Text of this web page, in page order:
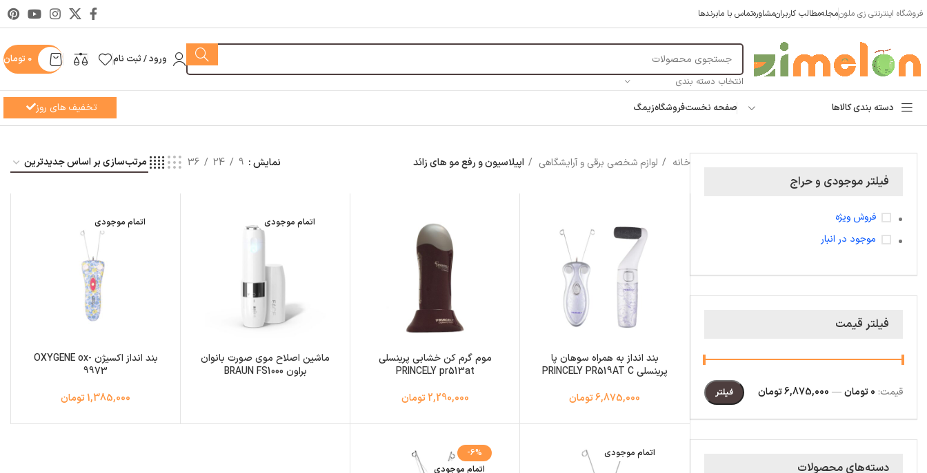
فروشگاه اینترنتی زی ملونمجلهمطالب کاربرانمشاورهتماس با مابرندها
انتخاب دسته بندی
ورود / ثبت نام 0 تومان
دسته بندی کالاها صفحه نخستفروشگاهزیمگ تخفیف های روز
فیلتر موجودی و حراج
فروش ویژه
موجود در انبار
فیلتر قیمت
فیلتر قیمت: 0 تومان — 6,875,000 تومان
دسته‌های محصولات
خانه لوازم شخصی برقی و آرایشگاهی اپیلاسیون و رفع مو های زائد نمایش 9
24
36
بند انداز به همراه سوهان پا
پرینسلی PRINCELY PR519AT C
6,875,000 تومان
موم گرم کن خشابی پرینسلی
PRINCELY pr513at
2,290,000 تومان
اتمام موجودی
ماشین اصلاح موی صورت بانوان
براون BRAUN FS1000
اتمام موجودی
بند انداز اکسیژن OXYGENE ox-
9973
1,385,000 تومان
اتمام موجودی
-6%
اتمام موجودی